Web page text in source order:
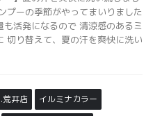
プーの季節がやってまいりました
も活発になるので 清涼感のあるミ
切り替えて、夏の汗を爽快に洗い
荒井店 イルミナカラー